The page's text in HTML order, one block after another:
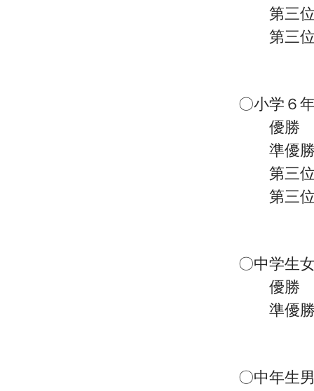
第三位
第三位
〇小学６
優勝
準優勝
第三位
第三位
〇中学生
優勝
準優勝
〇中年生